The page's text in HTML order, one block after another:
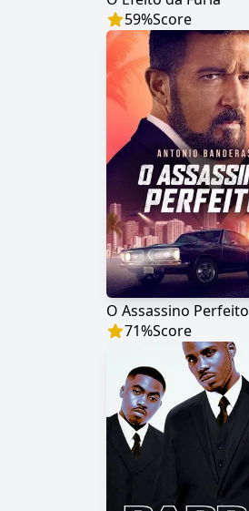
59%Score
O Assassino Perfeito
71%Score